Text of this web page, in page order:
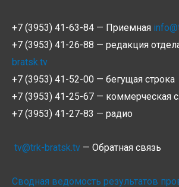
+7 (3953) 41-63-84 — Приемная
+7 (3953) 41-26-88 — редакция
bratsk.tv
+7 (3953) 41-52-00 — бегущая строка
+7 (3953) 41-25-67 — коммерческая
+7 (3953) 41-27-83 — радио
tv@trk-bratsk.tv — Обратная связь
Сводная ведомость результатов